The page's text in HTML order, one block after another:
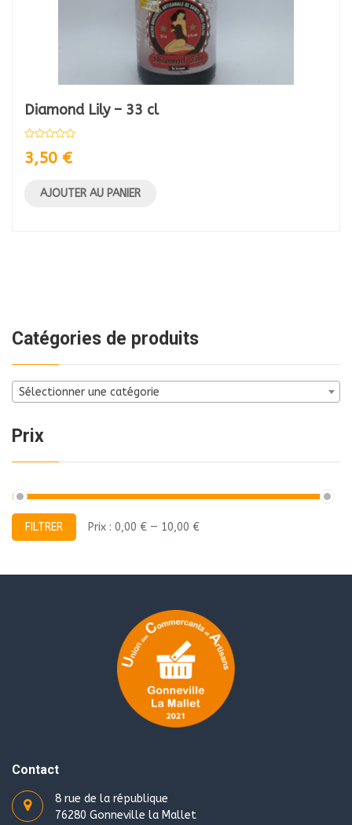
Diamond Lily – 33 cl
3,50 €
AJOUTER AU PANIER
Catégories de produits
Sélectionner une catégorie
Prix
Prix
min
Prix
max
FILTRER Prix : 0,00 € — 10,00 €
Contact
8 rue de la république
76280 Gonneville la Mallet